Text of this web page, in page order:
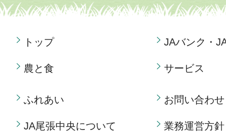
トップ
農と食
JAバンク・
サービス
ふれあい
JA尾張中央について
お問い合わせ
業務運営方針